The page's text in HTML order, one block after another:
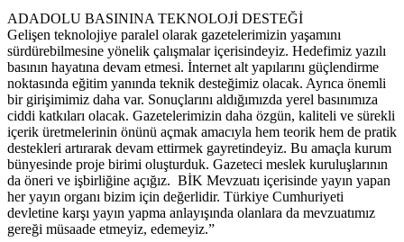
ADADOLU BASININA TEKNOLOJİ DESTEĞİ
Gelişen teknolojiye paralel olarak gazetelerimizin yaşamını
sürdürebilmesine yönelik çalışmalar içerisindeyiz. Hedefimiz yazılı
basının hayatına devam etmesi. İnternet alt yapılarını güçlendirme
noktasında eğitim yanında teknik desteğimiz olacak. Ayrıca önemli
bir girişimimiz daha var. Sonuçlarını aldığımızda yerel basınımıza
ciddi katkıları olacak. Gazetelerimizin daha özgün, kaliteli ve sürekli
içerik üretmelerinin önünü açmak amacıyla hem teorik hem de pratik
destekleri artırarak devam ettirmek gayretindeyiz. Bu amaçla kurum
bünyesinde proje birimi oluşturduk. Gazeteci meslek kuruluşlarının
da öneri ve işbirliğine açığız. BİK Mevzuatı içerisinde yayın yapan
her yayın organı bizim için değerlidir. Türkiye Cumhuriyeti
devletine karşı yayın yapma anlayışında olanlara da mevzuatımız
gereği müsaade etmeyiz, edemeyiz.”